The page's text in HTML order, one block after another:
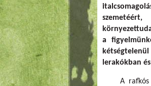
a
lerakókban
A